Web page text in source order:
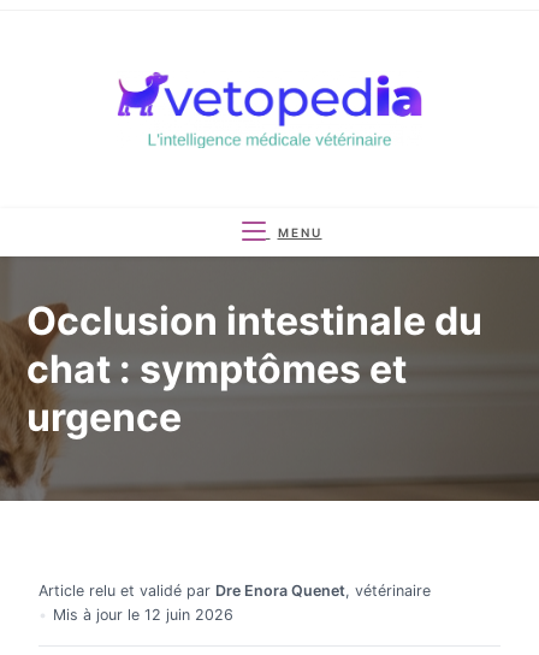
MENU
Occlusion intestinale du
chat : symptômes et
urgence
Article relu et validé par Dre Enora Quenet, vétérinaire
Mis à jour le12 juin 2026